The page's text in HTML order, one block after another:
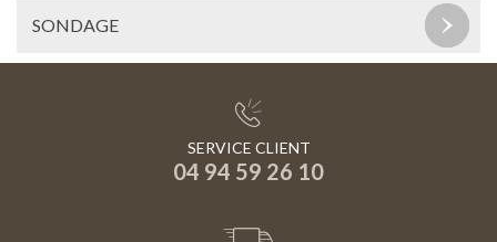
SONDAGE
SERVICE CLIENT
04 94 59 26 10